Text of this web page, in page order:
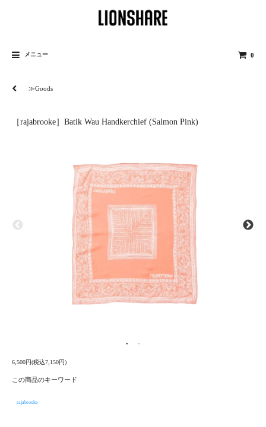
メニュー 0
≫Goods
［rajabrooke］Batik Wau Handkerchief (Salmon Pink)
6,500円(税込7,150円)
この商品のキーワード
rajabrooke